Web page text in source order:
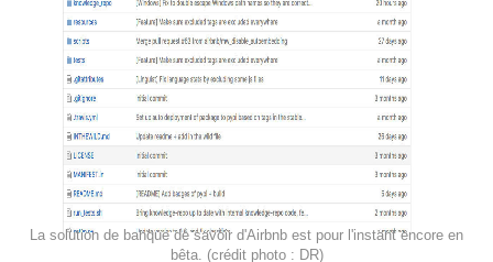
La solution de banque de savoir d'Airbnb est pour l'instant encore en
bêta. (crédit photo : DR)